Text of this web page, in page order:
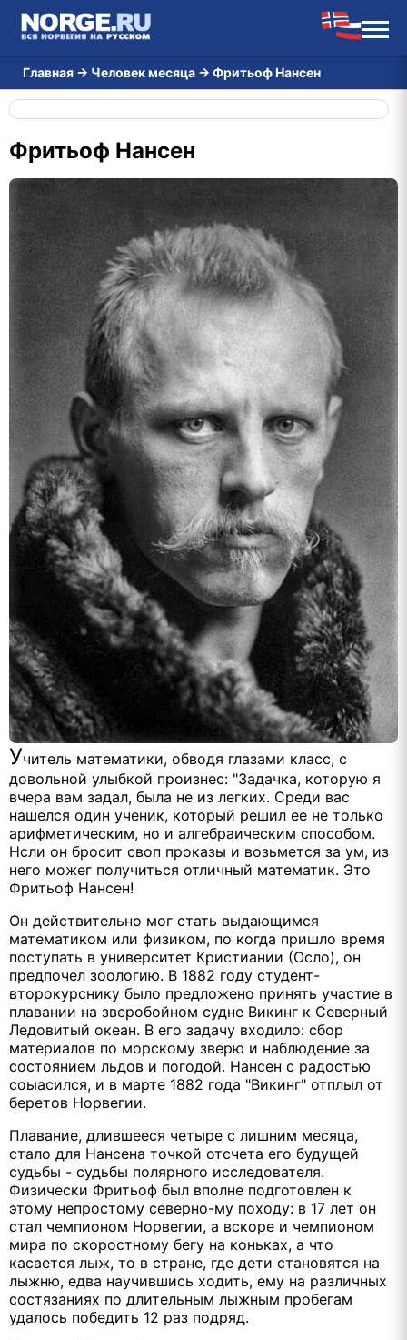
Главная → Человек месяца → Фритьоф Нансен
Фритьоф Нансен
Учитель математики, обводя глазами класс, с
довольной улыбкой произнес: "Задачка, которую я
вчера вам задал, была не из легких. Среди вас
нашелся один ученик, который решил ее не только
арифметическим, но и алгебраическим способом.
Нсли он бросит своп проказы и возьмется за ум, из
него можег получиться отличный математик. Это
Фритьоф Нансен!
Он действительно мог стать выдающимся
математиком или физиком, по когда пришло время
поступать в университет Кристиании (Осло), он
предпочел зоологию. В 1882 году студент-
второкурснику было предложено принять участие в
плавании на зверобойном судне Викинг к Северный
Ледовитый океан. В его задачу входило: сбор
материалов по морскому зверю и наблюдение за
состоянием льдов и погодой. Нансен с радостью
соыасился, и в марте 1882 года "Викинг" отплыл от
беретов Норвегии.
Плавание, длившееся четыре с лишним месяца,
стало для Нансена точкой отсчета его будущей
судьбы - судьбы полярного исследователя.
Физически Фритьоф был вполне подготовлен к
этому непростому северно-му походу: в 17 лет он
стал чемпионом Норвегии, а вскоре и чемпионом
мира по скоростному бегу на коньках, а что
касается лыж, то в стране, где дети становятся на
лыжню, едва научившись ходить, ему на различных
состязаниях по длительным лыжным пробегам
удалось победить 12 раз подряд.